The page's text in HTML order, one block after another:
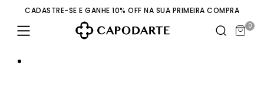
CADASTRE-SE E GANHE 10% OFF NA SUA PRIMEIRA COMPRA
0